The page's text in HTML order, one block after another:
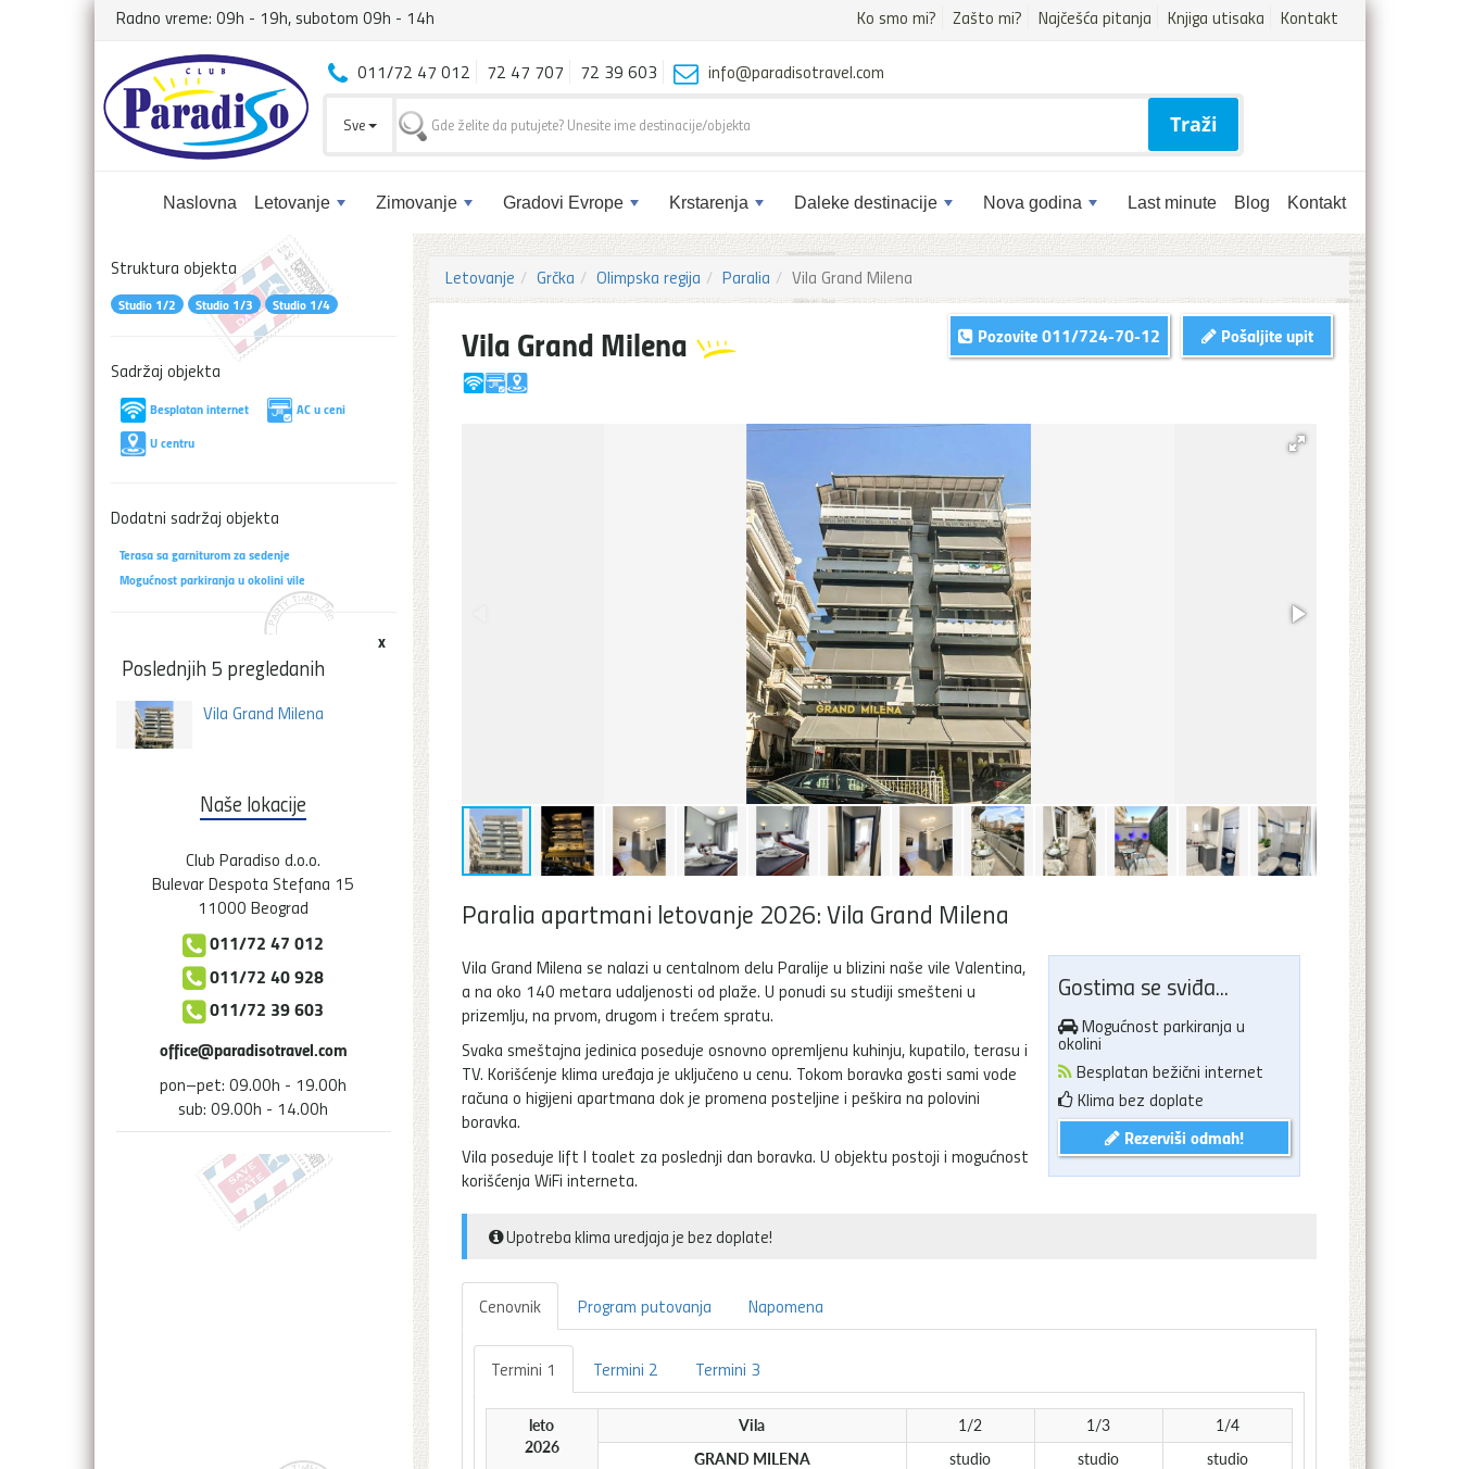
Radno vreme: 09h - 19h, subotom 09h - 14h Ko smo mi? Zašto mi? Najčešća pitanja Knjiga utisaka Kontakt
Naslovna Letovanje Zimovanje Gradovi Evrope Krstarenja Daleke destinacije Nova godina Last minute Blog Kontakt
011/72 47 012 72 47 707 72 39 603 info@paradisotravel.com
Sve Traži
Letovanje Grčka Olimpska regija Paralia Vila Grand Milena
Vila Grand Milena Pošaljite upit
Pozovite011/724-70-12
Paralia apartmani letovanje 2026: Vila Grand Milena
Gostima se sviđa...
Mogućnost parkiranja u
okolini
Besplatan bežični internet
Klima bez doplate
Rezerviši odmah!
Vila Grand Milena se nalazi u centalnom delu Paralije u blizini naše vile Valentina,
a na oko 140 metara udaljenosti od plaže. U ponudi su studiji smešteni u
prizemlju, na prvom, drugom i trećem spratu.
Svaka smeštajna jedinica poseduje osnovno opremljenu kuhinju, kupatilo, terasu i
TV. Korišćenje klima uređaja je uključeno u cenu. Tokom boravka gosti sami vode
računa o higijeni apartmana dok je promena posteljine i peškira na polovini
boravka.
Vila poseduje lift I toalet za poslednji dan boravka. U objektu postoji i mogućnost
korišćenja WiFi interneta.
Upotreba klima uredjaja je bez doplate!
Cenovnik Program putovanja Napomena
Termini 1 Termini 2 Termini 3
leto
2026
Vila 1/2 1/3
1/4
GRAND MILENA
studio studio
studio
Struktura objekta
Studio 1/2 Studio 1/3 Studio 1/4
Sadržaj objekta
Besplatan internet
AC u ceni
U centru
Dodatni sadržaj objekta
Terasa sa garniturom za sedenje
Mogućnost parkiranja u okolini vile
x
Poslednjih 5 pregledanih
Vila Grand Milena
Naše lokacije
Club Paradiso d.o.o.
Bulevar Despota Stefana 15
11000 Beograd
011/72 47 012
011/72 40 928
011/72 39 603
office@paradisotravel.com
pon–pet: 09.00h - 19.00h
sub: 09.00h - 14.00h